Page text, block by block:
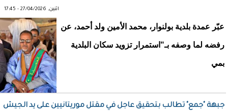
اثنين, 27/04/2026 - 17:45
عبّر عمدة بلدية بولنوار، محمد الأمين ولد أحمد، عن
رفضه لما وصفه بـ"استمرار تزويد سكان البلدية
بمي
جبهة "جمع" تطالب بتحقيق عاجل في مقتل موريتانيين على يد الجيش